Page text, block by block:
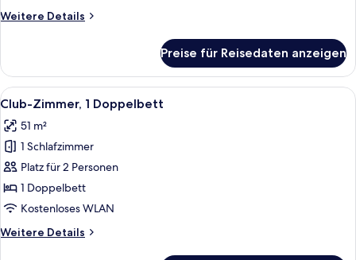
Access,
Presidential
Suite
anzeigen
Weitere Details
Weitere
King
Bed,
Oceanfront
Club
Lounge
Ritz-
Carlton
Presidential
Suite
Preise für Reisedaten anzeigen
Alle
Fotos
für
Club-
Zimmer,
1
Doppelbett
Ein Hotelzimmer mit einem großen
8
Club-Zimmer, 1 Doppelbett
51 m²
1 Schlafzimmer
Platz für 2 Personen
1 Doppelbett
Kostenloses WLAN
Weitere Details
Weitere